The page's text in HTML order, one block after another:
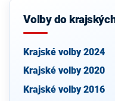
Volby do
Krajské volby 2024
Krajské volby 2020
Krajské volby 2016